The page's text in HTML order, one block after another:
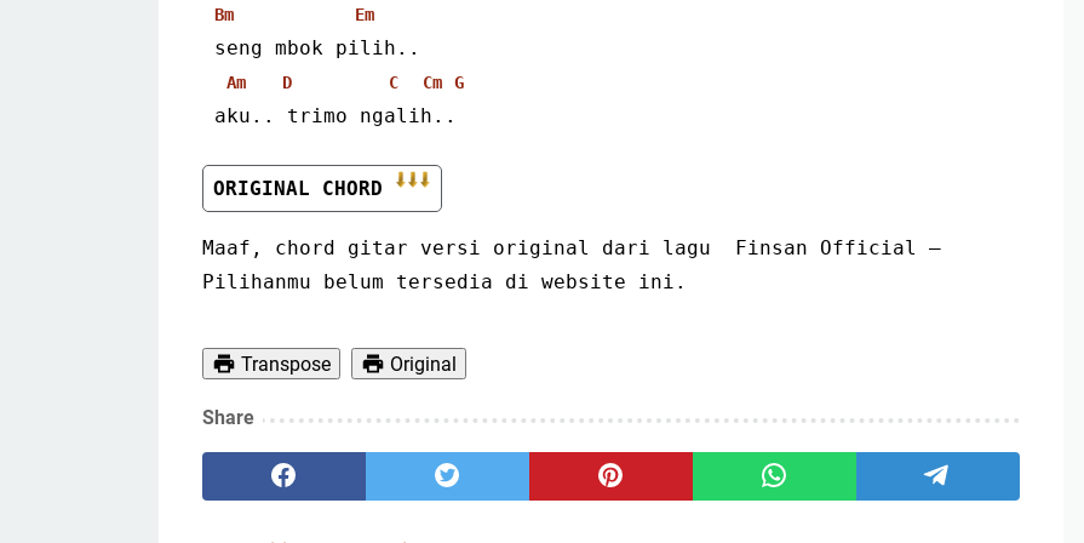
Bm Em
seng mbok pilih..
Am D C Cm G
aku.. trimo ngalih..
ORIGINAL CHORD
Maaf, chord gitar versi original dari lagu  Finsan Official –
Pilihanmu belum tersedia di website ini.
Transpose Original
Share